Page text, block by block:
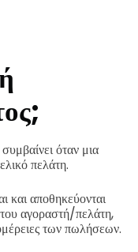
όταν μια
πελάτη.
και αποθηκεύονται
αγοραστή/πελάτη,
των πωλήσεων.